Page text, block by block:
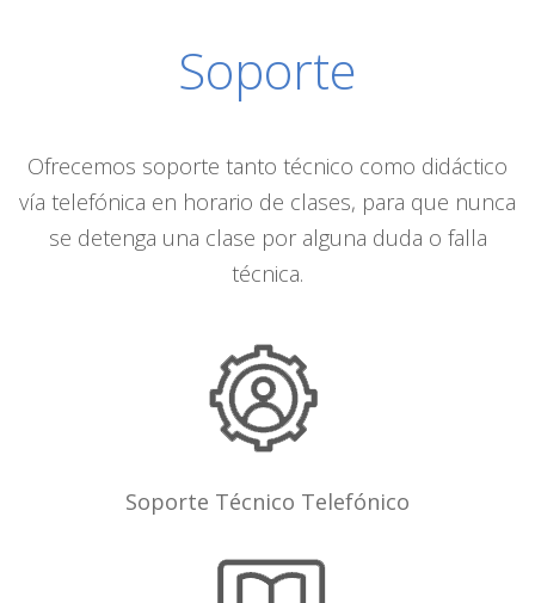
Soporte
Ofrecemos soporte tanto técnico como didáctico
vía telefónica en horario de clases, para que nunca
se detenga una clase por alguna duda o falla
técnica.
Soporte Técnico Telefónico